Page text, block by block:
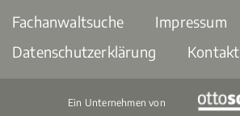
Fachanwaltsuche
Impressum
Datenschutzerklärung
Kontakt
Ein Unternehmen von